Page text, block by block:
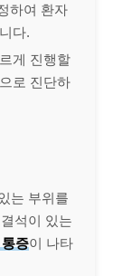
하여 환자
다.
게 진행할
로 진단하
는 부위를
석이 있는
증이 나타